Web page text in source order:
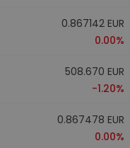
0.867142 EUR
0.00%
508.670 EUR
-1.20%
0.867478 EUR
0.00%